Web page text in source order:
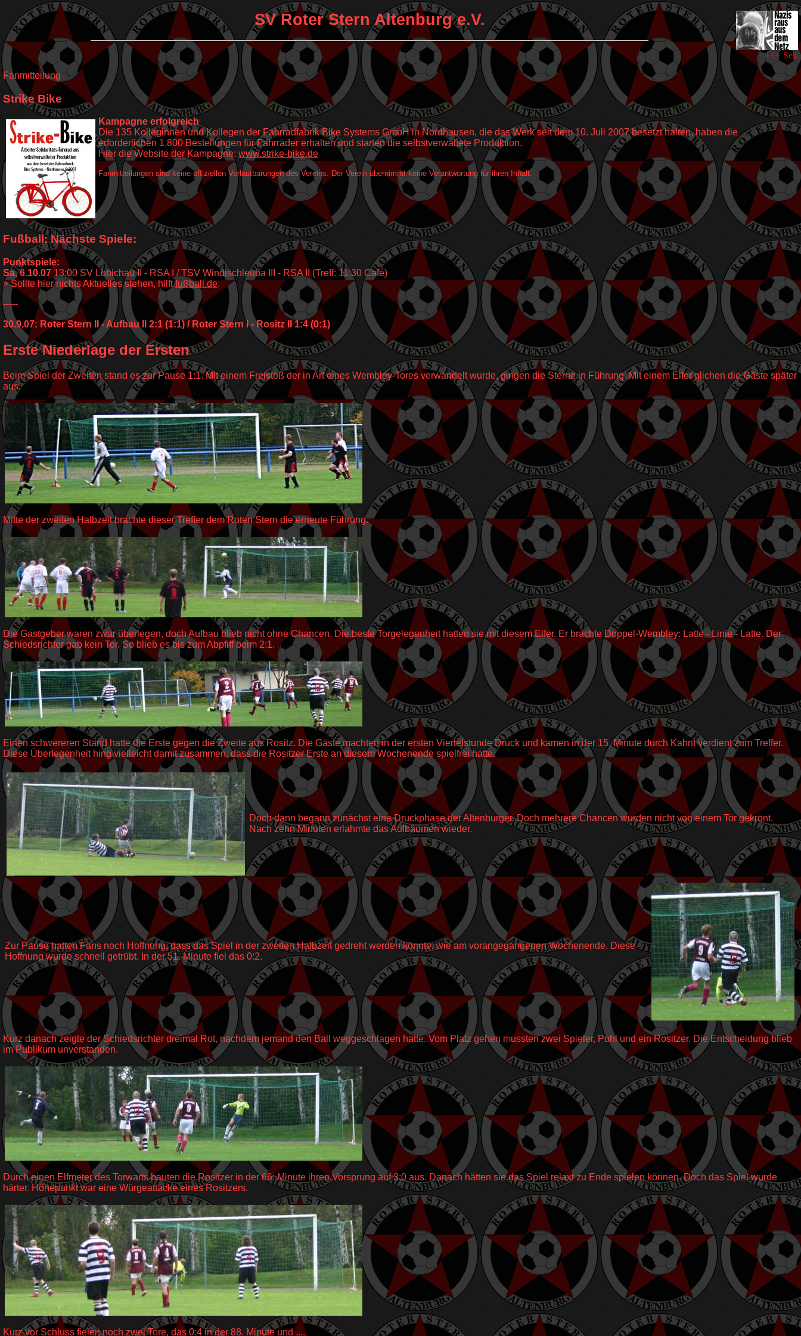
SV Roter Stern Altenburg e.V.
+++
Fanmitteilung
Strike Bike
Kampagne erfolgreich
Die 135 Kolleginnen und Kollegen der Fahrradfabrik Bike Systems GmbH in Nordhausen, die das Werk seit dem 10. Juli 2007 besetzt halten, haben die
erforderlichen 1.800 Bestellungen für Fahrräder erhalten und starten die selbstverwaltete Produktion.
Hier die Website der Kampagne: www.strike-bike.de
Fanmitteilungen sind keine offiziellen Verlautbarungen des Vereins. Der Verein übernimmt keine Verantwortung für ihren Inhalt.
Fußball: Nächste Spiele:
Punktspiele:
Sa, 6.10.07 13:00 SV Löbichau II - RSA I / TSV Windischleuba III - RSA II (Treff: 11:30 Café)
> Sollte hier nichts Aktuelles stehen, hilftfußball.de.
-----
30.9.07: Roter Stern II - Aufbau II 2:1 (1:1) / Roter Stern I - Rositz II 1:4 (0:1)
Erste Niederlage der Ersten
Beim Spiel der Zweiten stand es zur Pause 1:1. Mit einem Freistoß der in Art eines Wembley-Tores verwandelt wurde, gingen die Sterne in Führung. Mit einem Elfer glichen die Gäste später
aus.
Mitte der zweiten Halbzeit brachte dieser Treffer dem Roten Stern die erneute Führung.
Die Gastgeber waren zwar überlegen, doch Aufbau blieb nicht ohne Chancen. Die beste Torgelegenheit hatten sie mit diesem Elfer. Er brachte Doppel-Wembley: Latte - Linie - Latte. Der
Schiedsrichter gab kein Tor. So blieb es bis zum Abpfiff beim 2:1.
Einen schwereren Stand hatte die Erste gegen die Zweite aus Rositz. Die Gäste machten in der ersten Viertelstunde Druck und kamen in der 15. Minute durch Kahnt verdient zum Treffer.
Diese Überlegenheit hing vielleicht damit zusammen, dass die Rositzer Erste an diesem Wochenende spielfrei hatte.
Doch dann begann zunächst eine Druckphase der Altenburger. Doch mehrere Chancen wurden nicht von einem Tor gekrönt.
Nach zehn Minuten erlahmte das Aufbäumen wieder.
Zur Pause hatten Fans noch Hoffnung, dass das Spiel in der zweiten Halbzeit gedreht werden könnte, wie am vorangegangenen Wochenende. Diese
Hoffnung wurde schnell getrübt. In der 51. Minute fiel das 0:2.
Kurz danach zeigte der Schiedsrichter dreimal Rot, nachdem jemand den Ball weggeschlagen hatte. Vom Platz gehen mussten zwei Spieler, Pohl und ein Rositzer. Die Entscheidung blieb
im Publikum unverstanden.
Durch einen Elfmeter des Torwarts bauten die Rositzer in der 66. Minute ihren Vorsprung auf 3:0 aus. Danach hätten sie das Spiel relaxt zu Ende spielen können. Doch das Spiel wurde
härter. Höhepunkt war eine Würgeattacke eines Rositzers.
Kurz vor Schluss fielen noch zwei Tore, das 0:4 in der 88. Minute und ....